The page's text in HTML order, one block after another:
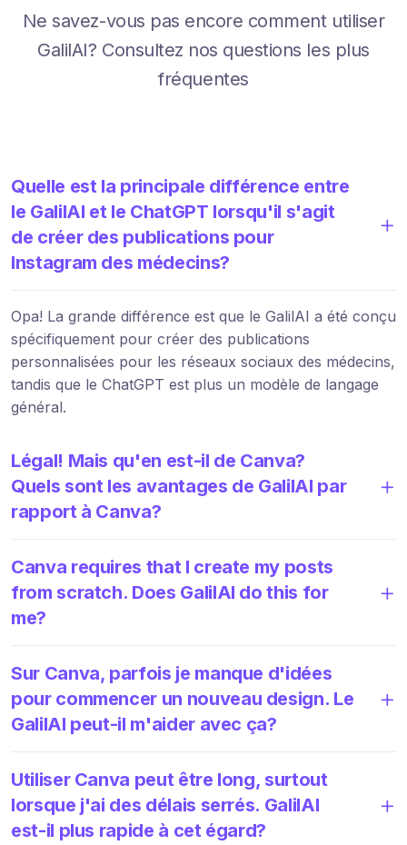
Ne savez-vous pas encore comment utiliser
GalilAI? Consultez nos questions les plus
fréquentes
Quelle est la principale différence entre
le GalilAI et le ChatGPT lorsqu'il s'agit
de créer des publications pour
Instagram des médecins?
Opa! La grande différence est que le GalilAI a été conçu
spécifiquement pour créer des publications
personnalisées pour les réseaux sociaux des médecins,
tandis que le ChatGPT est plus un modèle de langage
général.
Légal! Mais qu'en est-il de Canva?
Quels sont les avantages de GalilAI par
rapport à Canva?
Canva requires that I create my posts
from scratch. Does GalilAI do this for
me?
Sur Canva, parfois je manque d'idées
pour commencer un nouveau design. Le
GalilAI peut-il m'aider avec ça?
Utiliser Canva peut être long, surtout
lorsque j'ai des délais serrés. GalilAI
est-il plus rapide à cet égard?